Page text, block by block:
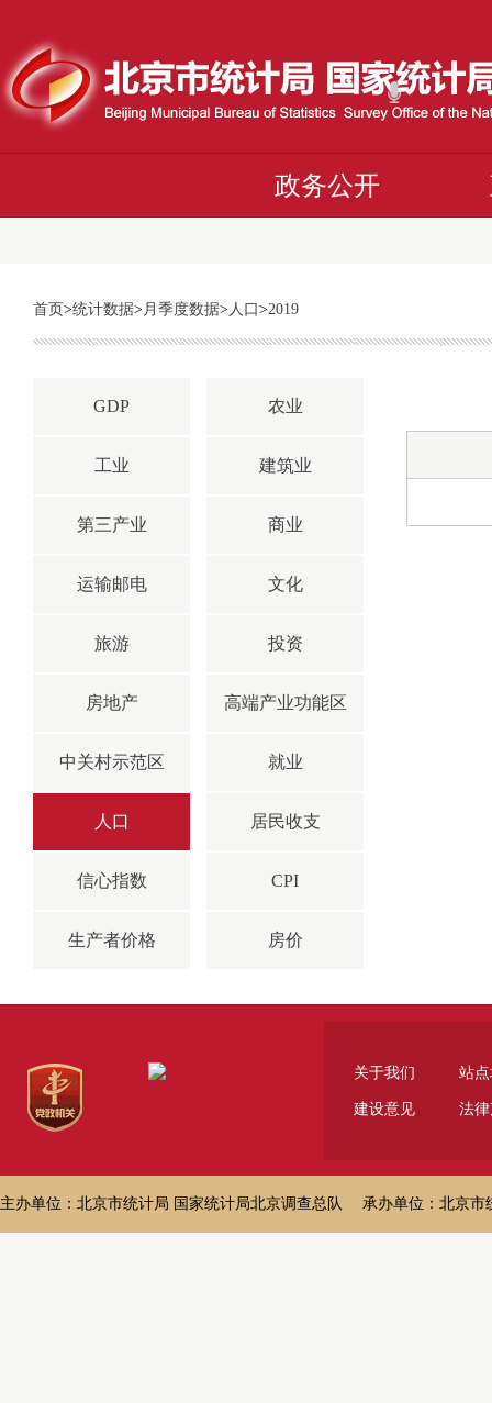
政务公开
首页>统计数据>月季度数据>人口 >2019
GDP
工业
第三产业
运输邮电
旅游
房地产
中关村示范区
人口
信心指数
生产者价格
农业
建筑业
商业
文化
投资
高端产业功能区
就业
居民收支
CPI
房价
关于我们 站
建设意见 法
主办单位：北京市统计局 国家统计局北京调查总队 承办单位：北京市